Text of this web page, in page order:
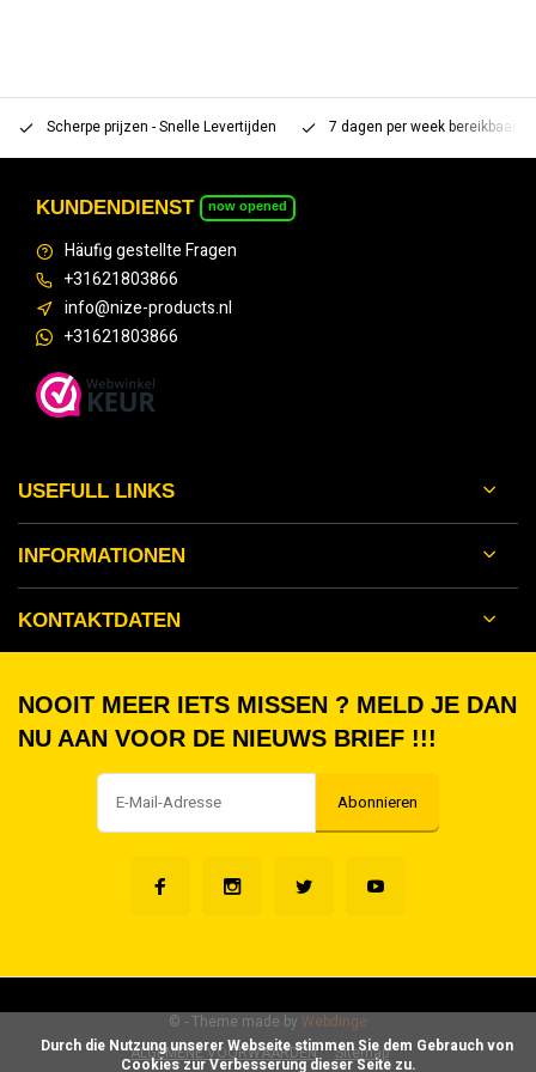
Scherpe prijzen - Snelle Levertijden 7 dagen per week bereikbaar
KUNDENDIENST now opened
Häufig gestellte Fragen
+31621803866
info@nize-products.nl
+31621803866
USEFULL LINKS
INFORMATIONEN
KONTAKTDATEN
NOOIT MEER IETS MISSEN ? MELD JE DAN
NU AAN VOOR DE NIEUWS BRIEF !!!
Abonnieren
ALGEMENE VOORWAARDEN Sitemap
© - Theme made by Webdinge
Cookies zur Verbesserung dieser Seite zu.